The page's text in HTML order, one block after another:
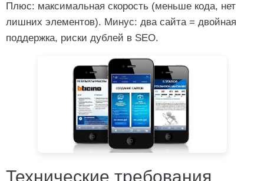
Плюс: максимальная скорость (меньше кода, нет
лишних элементов). Минус: два сайта = двойная
поддержка, риски дублей в SEO.
Технические требования